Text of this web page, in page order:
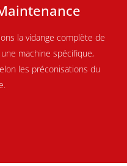
la vidange complète de
machine spécifique,
les préconisations du